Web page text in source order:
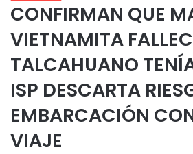
CONFIRMAN QUE
VIETNAMITA
TALCAHUANO
ISP DESCARTA
EMBARCACIÓN
VIAJE